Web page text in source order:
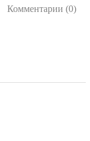
Комментарии (0)